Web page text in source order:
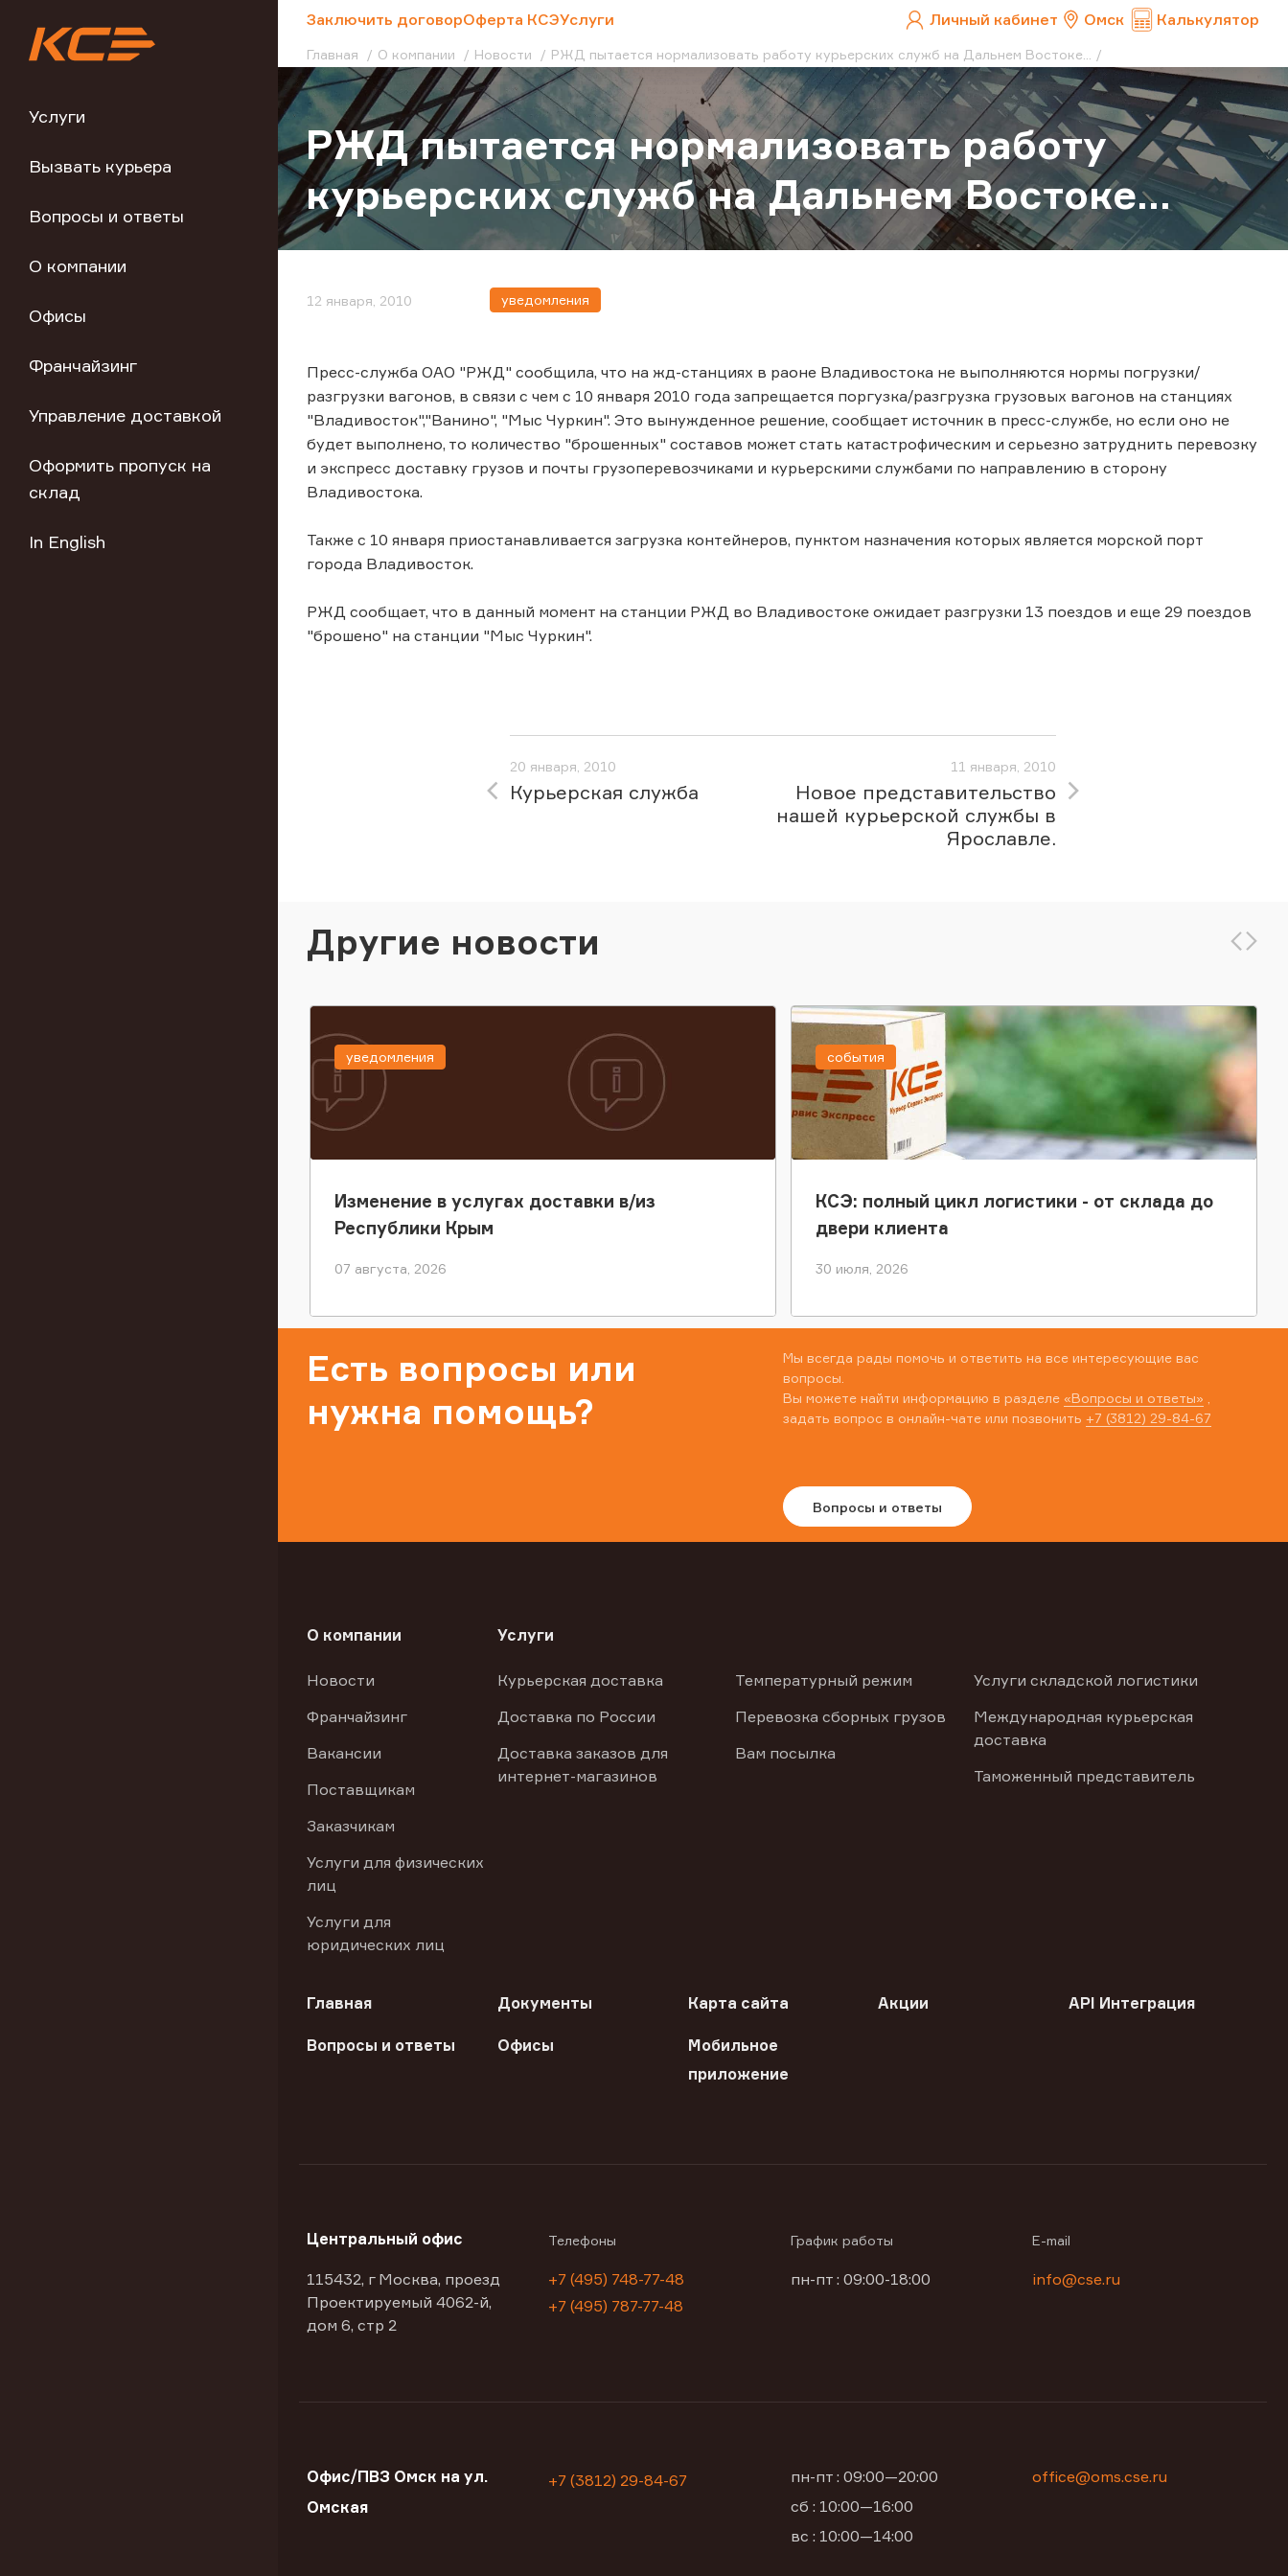
Услуги
Вызвать курьера
Вопросы и ответы
О компании
Офисы
Франчайзинг
Управление доставкой
Оформить пропуск на
склад
In English
Заключить договорОферта КСЭУслуги Личный кабинет Омск Калькулятор
Главная О компании Новости РЖД пытается нормализовать работу курьерских служб на Дальнем Востоке...
РЖД пытается нормализовать работу
курьерских служб на Дальнем Востоке...
12 января, 2010 уведомления
Пресс-служба ОАО "РЖД" сообщила, что на жд-станциях в раоне Владивостока не выполняются нормы погрузки/
разгрузки вагонов, в связи с чем с 10 января 2010 года запрещается поргузка/разгрузка грузовых вагонов на станциях
"Владивосток","Ванино", "Мыс Чуркин". Это вынужденное решение, сообщает источник в пресс-службе, но если оно не
будет выполнено, то количество "брошенных" составов может стать катастрофическим и серьезно затруднить перевозку
и экспресс доставку грузов и почты грузоперевозчиками и курьерскими службами по направлению в сторону
Владивостока.
Также с 10 января приостанавливается загрузка контейнеров, пунктом назначения которых является морской порт
города Владивосток.
РЖД сообщает, что в данный момент на станции РЖД во Владивостоке ожидает разгрузки 13 поездов и еще 29 поездов
"брошено" на станции "Мыс Чуркин".
20 января, 2010
Курьерская служба
11 января, 2010
Новое представительство
нашей курьерской службы в
Ярославле.
Другие новости
Изменение в услугах доставки в/из
Республики Крым
07 августа, 2026
уведомления
КСЭ: полный цикл логистики - от склада до
двери клиента
30 июля, 2026
события
Есть вопросы или
нужна помощь?
Мы всегда рады помочь и ответить на все интересующие вас
вопросы.
Вы можете найти информацию в разделе «Вопросы и ответы»
задать вопрос в онлайн-чате или позвонить +7 (3812) 29-84-67
Вопросы и ответы
О компании
Новости
Франчайзинг
Вакансии
Поставщикам
Заказчикам
Услуги для физических
лиц
Услуги для
юридических лиц
Услуги
Курьерская доставка
Доставка по России
Доставка заказов для
интернет-магазинов
Температурный режим
Перевозка сборных грузов
Вам посылка
Услуги складской логистики
Международная курьерская
доставка
Таможенный представитель
Главная Документы Карта сайта Акции API Интеграция
Вопросы и ответы Офисы
Мобильное
приложение
Центральный офис
115432, г Москва, проезд
Проектируемый 4062-й,
дом 6, стр 2
Телефоны
+7 (495) 748-77-48
+7 (495) 787-77-48
График работы
пн-пт : 09:00-18:00
E-mail
info@cse.ru
Офис/ПВЗ Омск на ул.
Омская
+7 (3812) 29-84-67
пн-пт : 09:00—20:00
сб : 10:00—16:00
вс : 10:00—14:00
office@oms.cse.ru